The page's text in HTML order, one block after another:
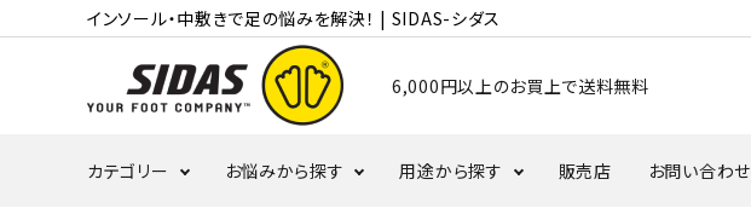
インソール・中敷きで足の悩みを解決！ | SIDAS-シダス
6,000円以上のお買上で送料無料
カテゴリー お悩みから探す 用途から探す 販売店 お問い合わせ